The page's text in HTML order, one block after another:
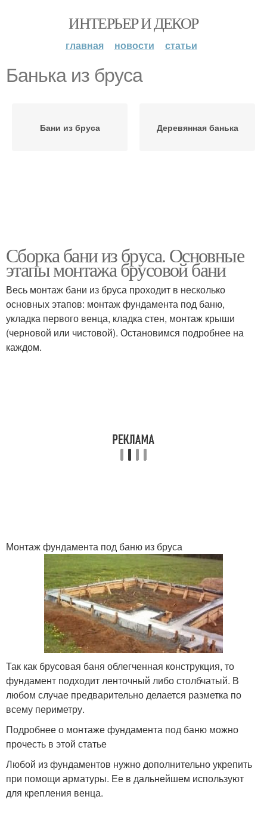
ИНТЕРЬЕР И ДЕКОР
главная новости статьи
Банька из бруса
Бани из бруса Деревянная банька
Сборка бани из бруса. Основные
этапы монтажа брусовой бани
Весь монтаж бани из бруса проходит в несколько
основных этапов: монтаж фундамента под баню,
укладка первого венца, кладка стен, монтаж крыши
(черновой или чистовой). Остановимся подробнее на
каждом.
Монтаж фундамента под баню из бруса
Так как брусовая баня облегченная конструкция, то
фундамент подходит ленточный либо столбчатый. В
любом случае предварительно делается разметка по
всему периметру.
Подробнее о монтаже фундамента под баню можно
прочесть в этой статье
Любой из фундаментов нужно дополнительно укрепить
при помощи арматуры. Ее в дальнейшем используют
для крепления венца.